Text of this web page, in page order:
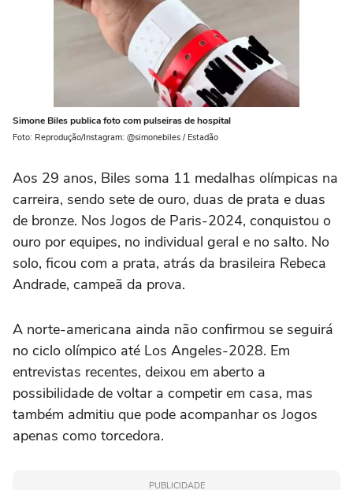
Simone Biles publica foto com pulseiras de hospital
Foto: Reprodução/Instagram: @simonebiles / Estadão
Aos 29 anos, Biles soma 11 medalhas olímpicas na
carreira, sendo sete de ouro, duas de prata e duas
de bronze. Nos Jogos de Paris-2024, conquistou o
ouro por equipes, no individual geral e no salto. No
solo, ficou com a prata, atrás da brasileira Rebeca
Andrade, campeã da prova.
A norte-americana ainda não confirmou se seguirá
no ciclo olímpico até Los Angeles-2028. Em
entrevistas recentes, deixou em aberto a
possibilidade de voltar a competir em casa, mas
também admitiu que pode acompanhar os Jogos
apenas como torcedora.
PUBLICIDADE